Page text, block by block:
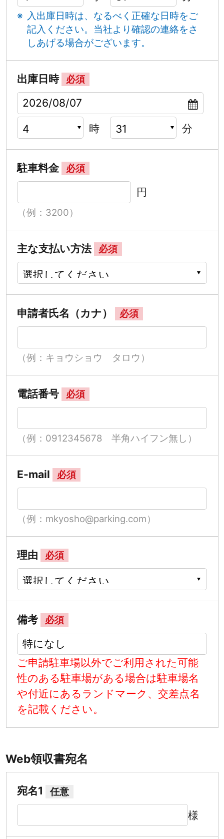
入出庫日時は、なるべく正確な日時をご
記入ください。 当社より確認の連絡をさ
しあげる場合がございます。
出庫日時 必須
時 分
駐車料金 必須
円
（例：3200）
主な支払い方法 必須
申請者氏名（カナ） 必須
（例：キョウショウ タロウ）
電話番号 必須
（例：0912345678 半角ハイフン無し）
E-mail 必須
（例：mkyosho@parking.com）
理由 必須
備考 必須
ご申請駐車場以外でご利用された可能
性のある駐車場がある場合は駐車場名
や付近にあるランドマーク、交差点名
を記載ください。
Web領収書宛名
宛名1 任意
様